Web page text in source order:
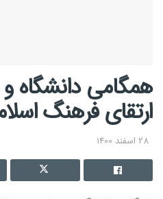
همگامی دانشگاه
ارتقای فرهنگ
28 اسفند 1400